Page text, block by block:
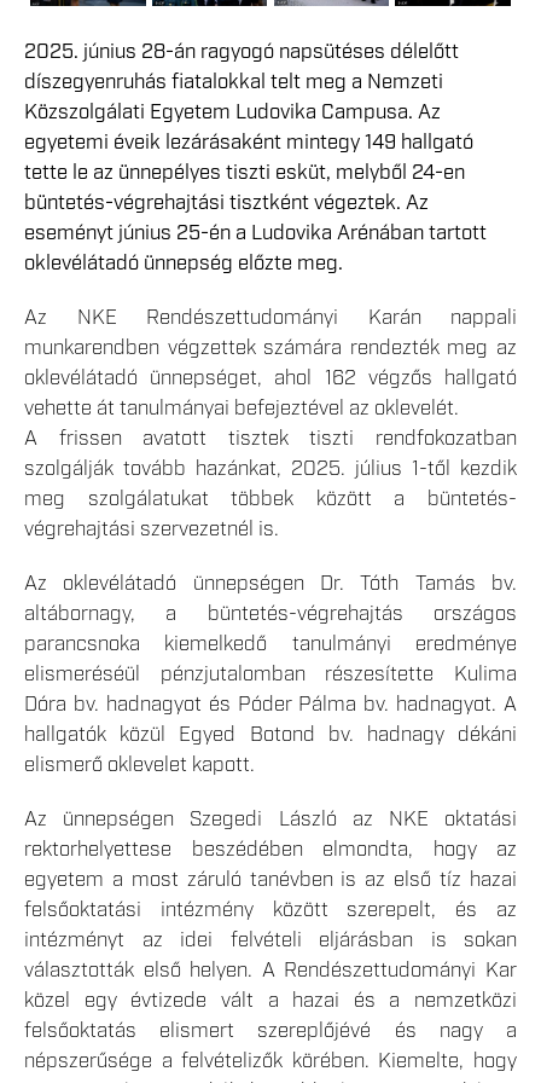
2025. június 28-án ragyogó napsütéses délelőtt
díszegyenruhás fiatalokkal telt meg a Nemzeti
Közszolgálati Egyetem Ludovika Campusa. Az
egyetemi éveik lezárásaként mintegy 149 hallgató
tette le az ünnepélyes tiszti esküt, melyből 24-en
büntetés-végrehajtási tisztként végeztek. Az
eseményt június 25-én a Ludovika Arénában tartott
oklevélátadó ünnepség előzte meg.
Az NKE Rendészettudományi Karán nappali
munkarendben végzettek számára rendezték meg az
oklevélátadó ünnepséget, ahol 162 végzős hallgató
vehette át tanulmányai befejeztével az oklevelét.
A frissen avatott tisztek tiszti rendfokozatban
szolgálják tovább hazánkat, 2025. július 1-től kezdik
meg szolgálatukat többek között a büntetés-
végrehajtási szervezetnél is.
Az oklevélátadó ünnepségen Dr. Tóth Tamás bv.
altábornagy, a büntetés-végrehajtás országos
parancsnoka kiemelkedő tanulmányi eredménye
elismeréséül pénzjutalomban részesítette Kulima
Dóra bv. hadnagyot és Póder Pálma bv. hadnagyot. A
hallgatók közül Egyed Botond bv. hadnagy dékáni
elismerő oklevelet kapott.
Az ünnepségen Szegedi László az NKE oktatási
rektorhelyettese beszédében elmondta, hogy az
egyetem a most záruló tanévben is az első tíz hazai
felsőoktatási intézmény között szerepelt, és az
intézményt az idei felvételi eljárásban is sokan
választották első helyen. A Rendészettudományi Kar
közel egy évtizede vált a hazai és a nemzetközi
felsőoktatás elismert szereplőjévé és nagy a
népszerűsége a felvételizők körében. Kiemelte, hogy